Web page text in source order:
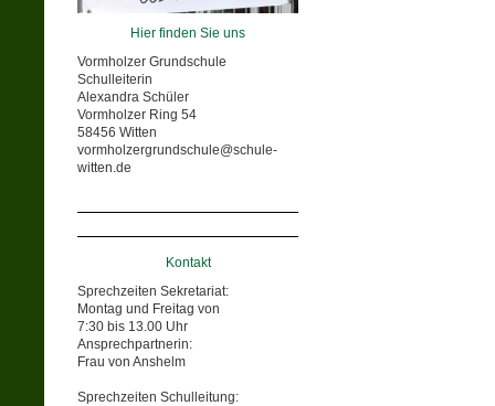
Hier finden Sie uns
Vormholzer Grundschule
Schulleiterin
Alexandra Schüler
Vormholzer Ring 54
58456 Witten
vormholzergrundschule@schule-
witten.de
Kontakt
Sprechzeiten Sekretariat:
Montag und Freitag von
7:30 bis 13.00 Uhr
Ansprechpartnerin:
Frau von Anshelm
Sprechzeiten Schulleitung: